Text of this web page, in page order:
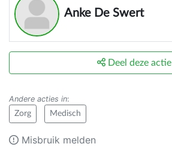
Anke De Swert
Deel deze actie
Andere acties in:
Zorg Medisch
Misbruik melden